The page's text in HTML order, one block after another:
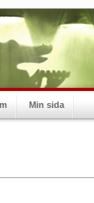
Min sida